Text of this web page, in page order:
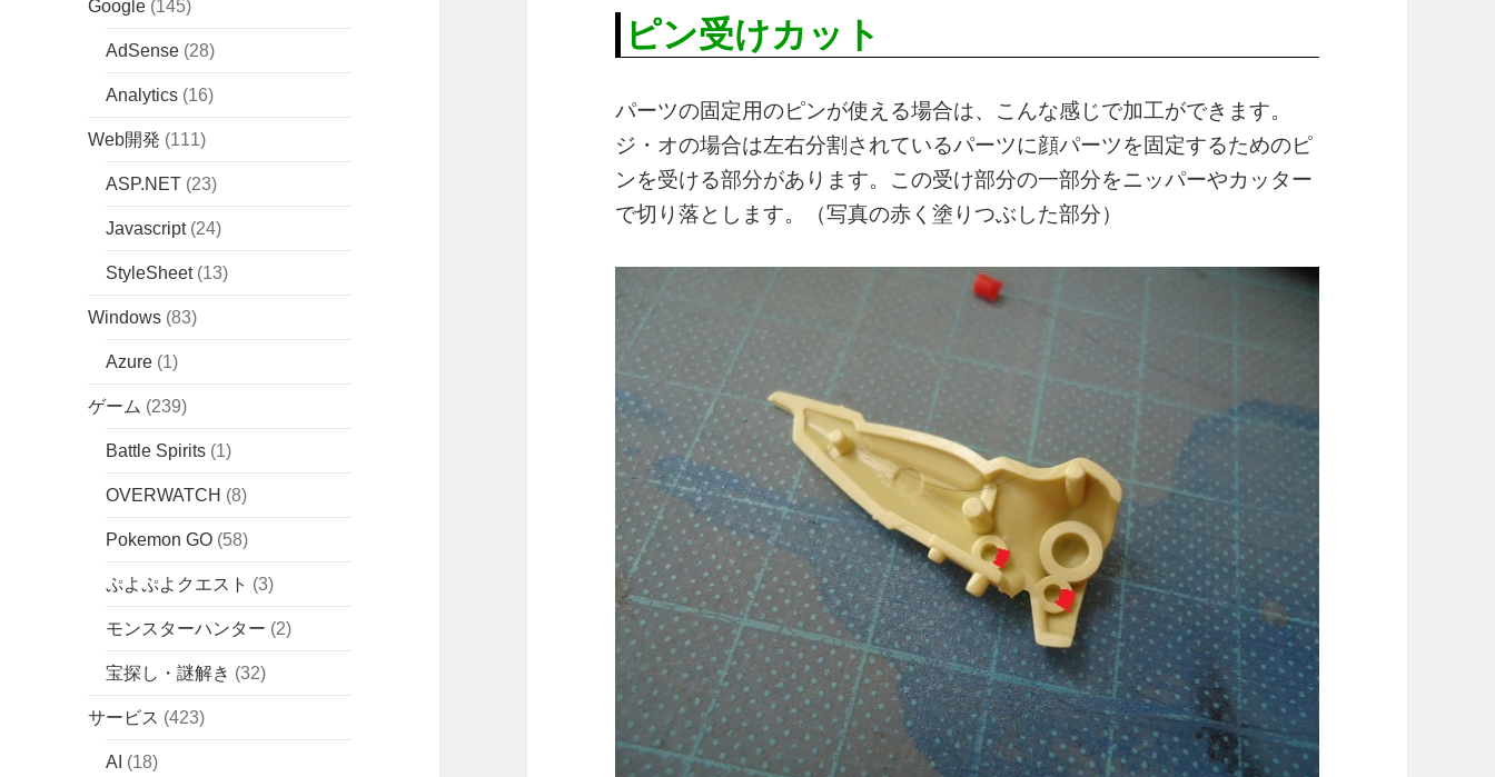
Google (145)
AdSense (28)
Analytics (16)
Web開発 (111)
ASP.NET (23)
Javascript(24)
StyleSheet(13)
Windows (83)
Azure (1)
ゲーム (239)
Battle Spirits (1)
OVERWATCH (8)
Pokemon GO (58)
ぷよぷよクエスト (3)
モンスターハンター (2)
宝探し・謎解き (32)
サービス (423)
AI (18)
ピン受けカット
パーツの固定用のピンが使える場合は、こんな感じで加工ができます。
ジ・オの場合は左右分割されているパーツに顔パーツを固定するためのピ
ンを受ける部分があります。この受け部分の一部分をニッパーやカッター
で切り落とします。（写真の赤く塗りつぶした部分）